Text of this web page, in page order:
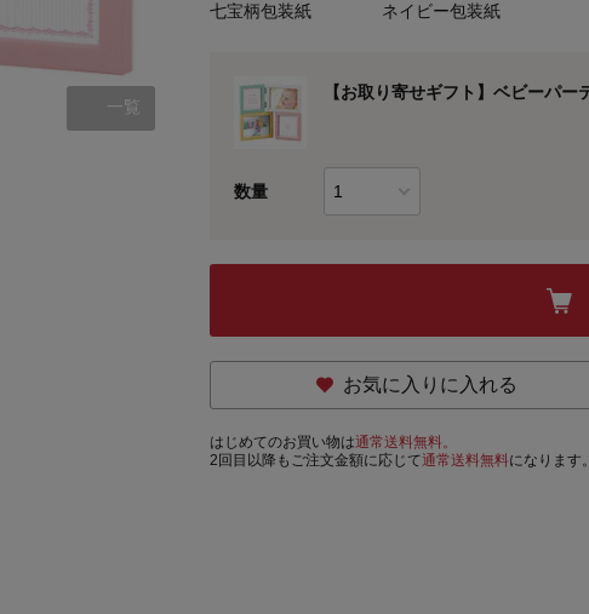
一覧
七宝柄包装紙 ネイビー包装紙
【お取り寄せギフト】ベビーパー
数量
お気に入りに入れる
はじめてのお買い物は通常送料無料。
2回目以降もご注文金額に応じて通常送料無料になります